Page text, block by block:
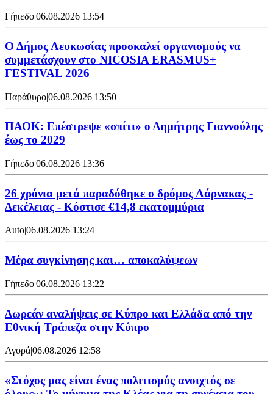
Γήπεδο|06.08.2026 13:54
Ο Δήμος Λευκωσίας προσκαλεί οργανισμούς να
συμμετάσχουν στο NICOSIA ERASMUS+
FESTIVAL 2026
Παράθυρο|06.08.2026 13:50
ΠΑΟΚ: Επέστρεψε «σπίτι» ο Δημήτρης Γιαννούλης
έως το 2029
Γήπεδο|06.08.2026 13:36
26 χρόνια μετά παραδόθηκε ο δρόμος Λάρνακας -
Δεκέλειας - Κόστισε €14,8 εκατομμύρια
Auto|06.08.2026 13:24
Mέρα συγκίνησης και… αποκαλύψεων
Γήπεδο|06.08.2026 13:22
Δωρεάν αναλήψεις σε Κύπρο και Ελλάδα από την
Εθνική Τράπεζα στην Κύπρο
Αγορά|06.08.2026 12:58
«Στόχος μας είναι ένας πολιτισμός ανοιχτός σε